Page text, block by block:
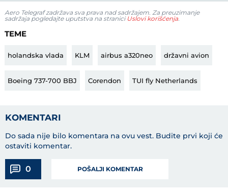
Aero Telegraf zadržava sva prava nad sadržajem. Za preuzimanje
sadržaja pogledajte uputstva na stranici Uslovi korišćenja
TEME
holandska vlada KLM airbus a320neo državni avion
Boeing 737-700 BBJ Corendon TUI fly Netherlands
KOMENTARI
Do sada nije bilo komentara na ovu vest. Budite prvi koji će
ostaviti komentar.
0 POŠALJI KOMENTAR